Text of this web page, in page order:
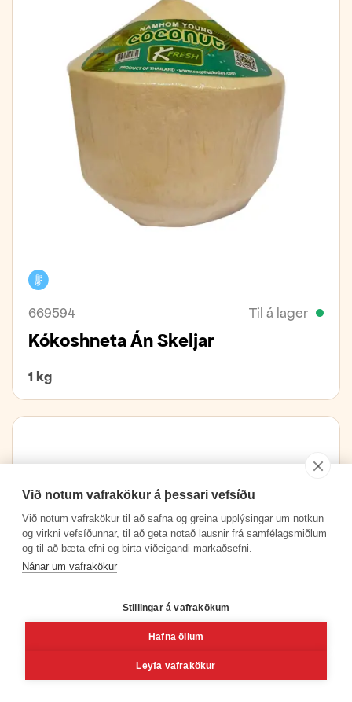
Við notum vafrakökur á þessari vefsíðu
Við notum vafrakökur til að safna og greina upplýsingar um notkun
og virkni vefsíðunnar, til að geta notað lausnir frá samfélagsmiðlum
og til að bæta efni og birta viðeigandi markaðsefni.
Nánar um vafrakökur
Stillingar á vafrakökum
Hafna öllum
Leyfa vafrakökur
669594 Til á lager
Kókoshneta Án Skeljar
1 kg